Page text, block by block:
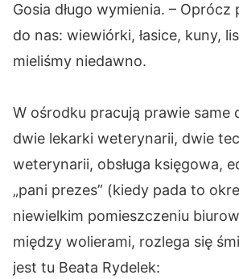
Gosia długo wymienia. –
do nas: wiewiórki, łasice, kuny,
mieliśmy niedawno.
W ośrodku pracują prawie same
dwie lekarki weterynarii, dwie
weterynarii, obsługa księgowa,
„pani prezes” (kiedy pada to
niewielkim pomieszczeniu
między wolierami, rozlega się
jest tu Beata Rydelek: